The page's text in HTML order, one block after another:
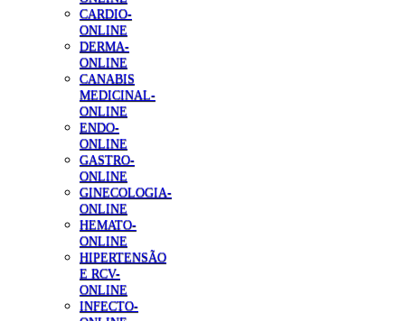
CARDIO-
ONLINE
DERMA-
ONLINE
CANABIS
MEDICINAL-
ONLINE
ENDO-
ONLINE
GASTRO-
ONLINE
GINECOLOGIA-
ONLINE
HEMATO-
ONLINE
HIPERTENSÃO
E RCV-
ONLINE
INFECTO-